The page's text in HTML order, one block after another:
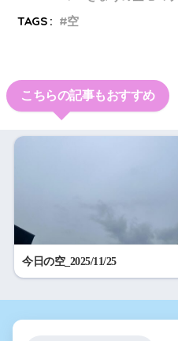
TAGS :
空
こちらの記事もおすすめ
今日の空_2025/11/25